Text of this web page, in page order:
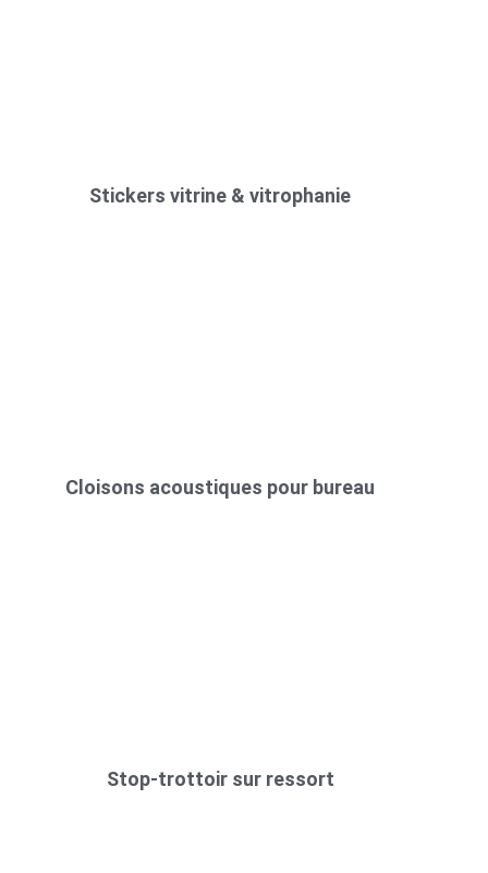
Stickers vitrine & vitrophanie
Cloisons acoustiques pour bureau
Stop-trottoir sur ressort